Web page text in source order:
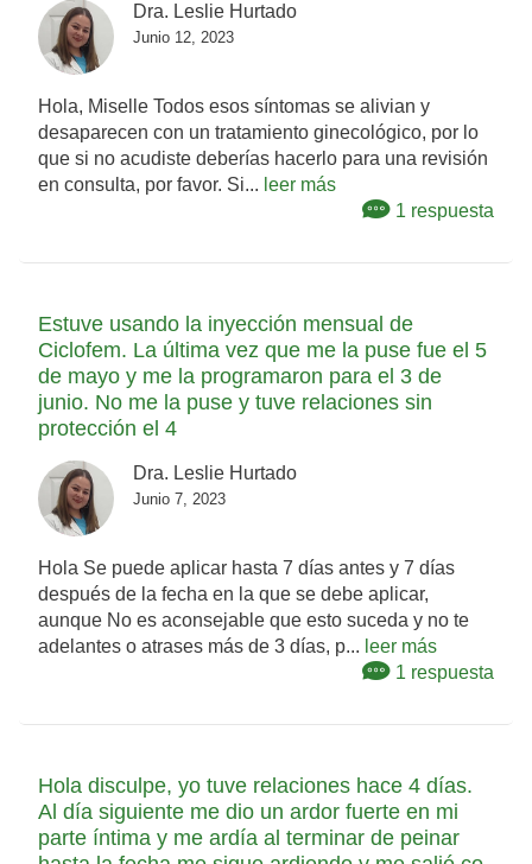
Dra. Leslie Hurtado
Junio 12, 2023
Hola, Miselle Todos esos síntomas se alivian y
desaparecen con un tratamiento ginecológico, por lo
que si no acudiste deberías hacerlo para una revisión
en consulta, por favor. Si... leer más
1 respuesta
Estuve usando la inyección mensual de
Ciclofem. La última vez que me la puse fue el 5
de mayo y me la programaron para el 3 de
junio. No me la puse y tuve relaciones sin
protección el 4
Dra. Leslie Hurtado
Junio 7, 2023
Hola Se puede aplicar hasta 7 días antes y 7 días
después de la fecha en la que se debe aplicar,
aunque No es aconsejable que esto suceda y no te
adelantes o atrases más de 3 días, p... leer más
1 respuesta
Hola disculpe, yo tuve relaciones hace 4 días.
Al día siguiente me dio un ardor fuerte en mi
parte íntima y me ardía al terminar de peinar